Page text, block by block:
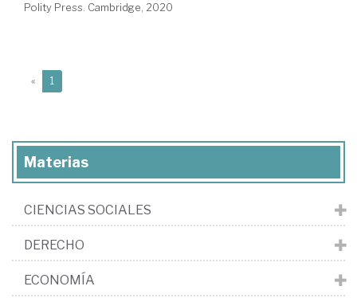
Polity Press. Cambridge, 2020
« 1
Materias
CIENCIAS SOCIALES
DERECHO
ECONOMÍA